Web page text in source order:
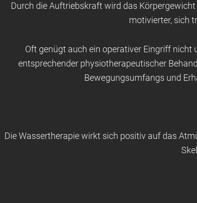
Durch die Auftriebskraft wird das
motivierter, sich
Oft genügt auch ein operativer Eingriff nicht
entsprechender physiotherapeutischer
Bewegungsumfangs und
Die Wassertherapie wirkt sich positiv auf das